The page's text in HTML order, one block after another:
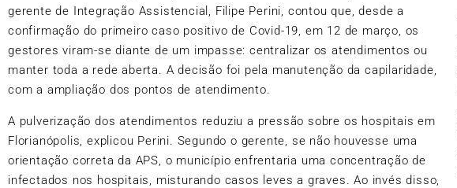
gerente de Integração Assistencial, Filipe Perini, contou que, desde a
confirmação do primeiro caso positivo de Covid-19, em 12 de março, os
gestores viram-se diante de um impasse: centralizar os atendimentos ou
manter toda a rede aberta. A decisão foi pela manutenção da capilaridade,
com a ampliação dos pontos de atendimento.
A pulverização dos atendimentos reduziu a pressão sobre os hospitais em
Florianópolis, explicou Perini. Segundo o gerente, se não houvesse uma
orientação correta da APS, o município enfrentaria uma concentração de
infectados nos hospitais, misturando casos leves a graves. Ao invés disso,